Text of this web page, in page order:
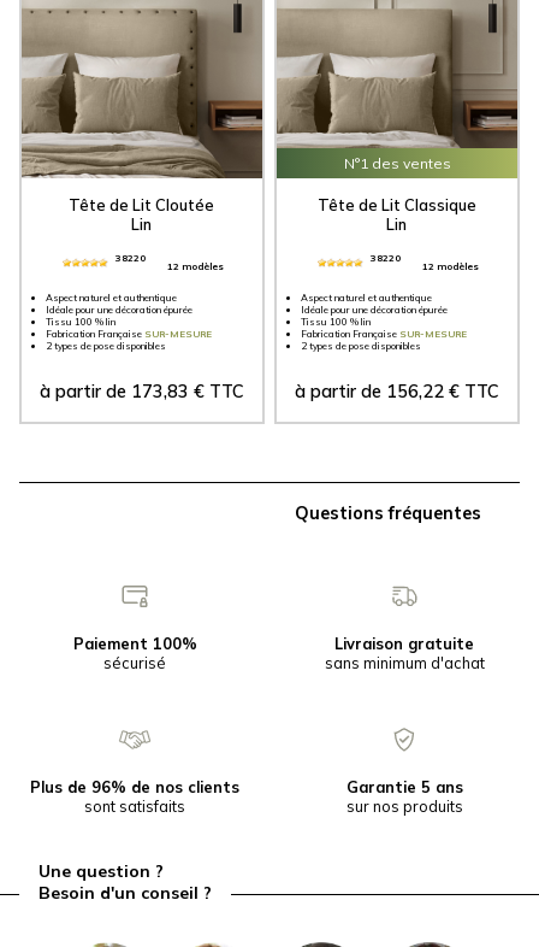
Tête de Lit Cloutée
Lin
38220
12 modèles
Aspect naturel et authentique
Idéale pour une décoration épurée
Tissu 100 % lin
Fabrication Française SUR-MESURE
2 types de pose disponibles
à partir de 173,83€ TTC
N°1 des ventes
Tête de Lit Classique
Lin
38220
12 modèles
Aspect naturel et authentique
Idéale pour une décoration épurée
Tissu 100 % lin
Fabrication Française SUR-MESURE
2 types de pose disponibles
à partir de 156,22€ TTC
Questions fréquentes
Paiement 100%
sécurisé
Livraison gratuite
sans minimum d'achat
Plus de 96% de nos clients
sont satisfaits
Garantie 5 ans
sur nos produits
Une question ?
Besoin d'un conseil ?